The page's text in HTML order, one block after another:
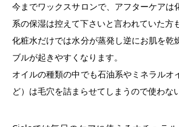
今までワックスサロンで、アフターケアは
系の保湿は控えて下さいと言われていた方
化粧水だけでは水分が蒸発し逆にお肌を乾
ブルが起きやすくなります。
オイルの種類の中でも石油系やミネラルオ
ど）は毛穴を詰まらせてしまうので使わな